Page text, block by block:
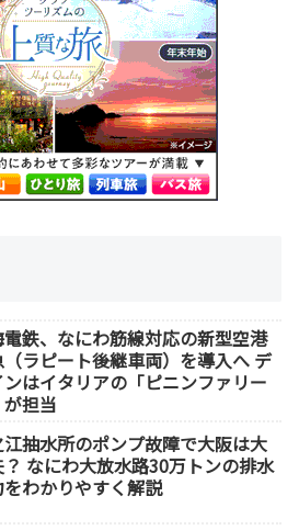
電鉄、なにわ筋線対応の新型空港
ラピート後継車両）を導入へ デ
はイタリアの「ピニンファリー
担当
抽水所のポンプ故障で大阪は大
？ なにわ大放水路30万トンの排水
わかりやすく解説